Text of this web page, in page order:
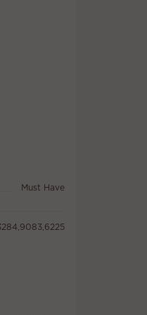
Must Have